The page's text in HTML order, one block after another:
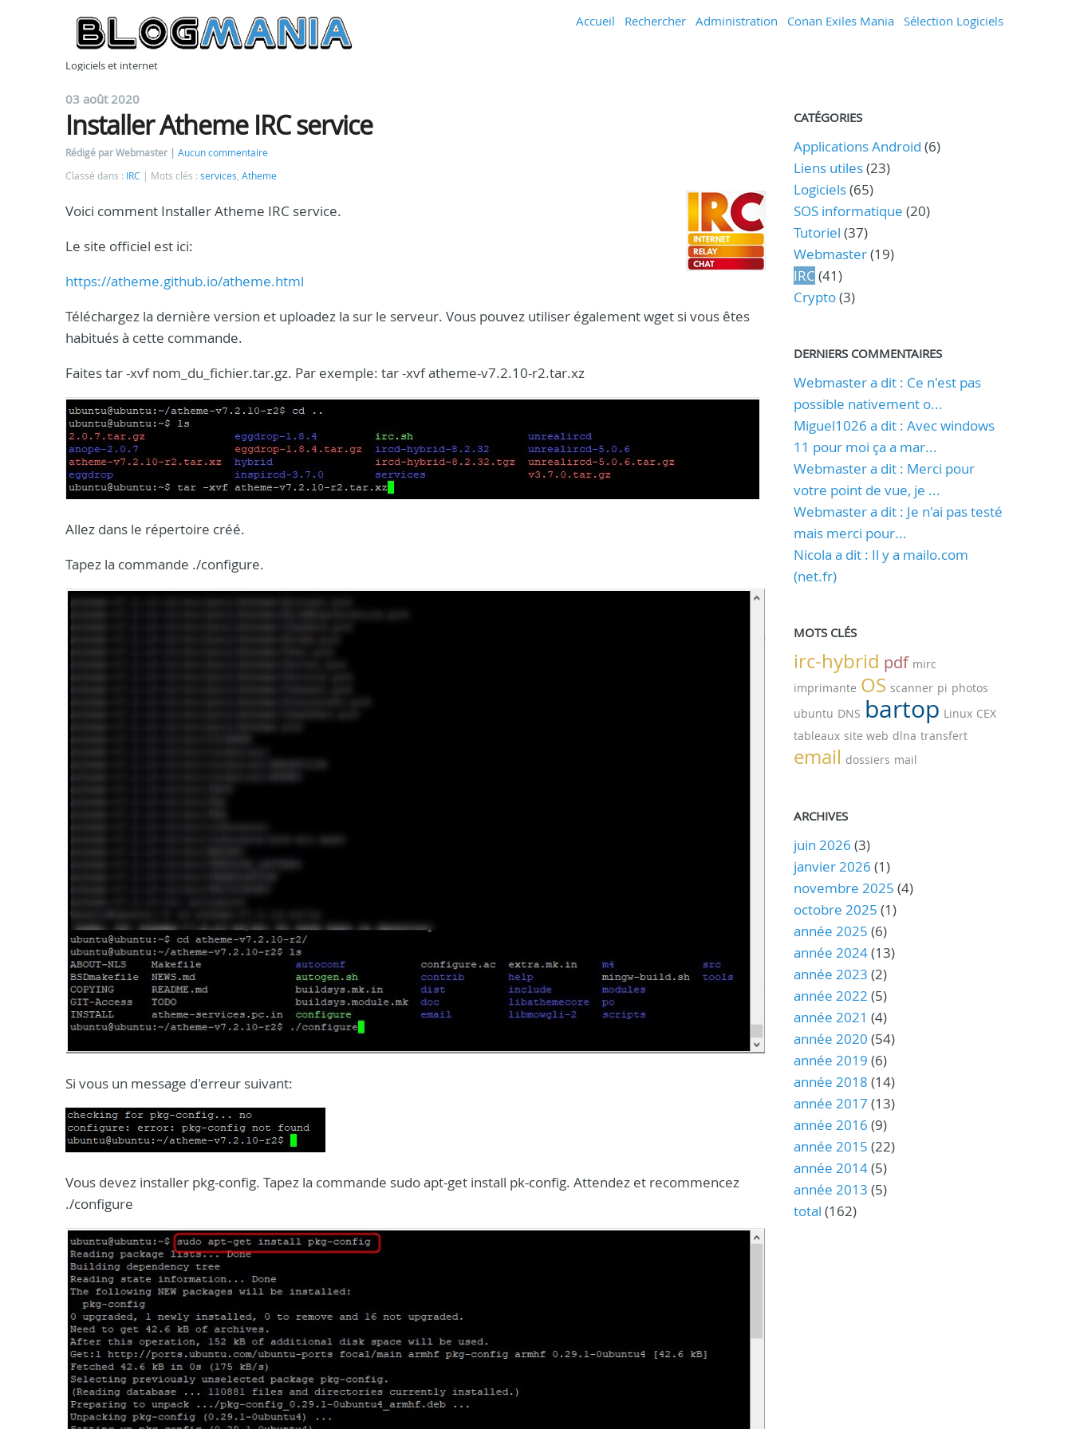
Logiciels et internet
Accueil Rechercher Administration Conan Exiles Mania Sélection Logiciels
03 août 2020
Installer Atheme IRC service
Rédigé par Webmaster
Aucun commentaire
Classé dans : IRC Mots clés : services, Atheme
Voici comment Installer Atheme IRC service.
Le site officiel est ici:
https://atheme.github.io/atheme.html
Téléchargez la dernière version et uploadez la sur le serveur. Vous pouvez utiliser également wget si vous êtes
habitués à cette commande.
Faites tar -xvf nom_du_fichier.tar.gz. Par exemple: tar -xvf atheme-v7.2.10-r2.tar.xz
Allez dans le répertoire créé.
Tapez la commande ./configure.
Si vous un message d'erreur suivant:
Vous devez installer pkg-config. Tapez la commande sudo apt-get install pk-config. Attendez et recommencez
./configure
CATÉGORIES
Applications Android (6)
Liens utiles(23)
Logiciels(65)
SOS informatique (20)
Tutoriel (37)
Webmaster(19)
IRC (41)
Crypto(3)
DERNIERS COMMENTAIRES
Webmaster a dit : Ce n'est pas
possible nativement o...
Miguel1026 a dit : Avec windows
11 pour moi ça a mar...
Webmaster a dit : Merci pour
votre point de vue, je ...
Webmaster a dit : Je n'ai pas testé
mais merci pour...
Nicola a dit : Il y a mailo.com
(net.fr)
MOTS CLÉS
irc-hybrid pdf mirc
imprimante OS scanner pi photos
ubuntu DNS bartop Linux CEX
tableaux site web dlna transfert
email dossiers mail
ARCHIVES
juin 2026 (3)
janvier 2026 (1)
novembre 2025 (4)
octobre 2025 (1)
année 2025 (6)
année 2024(13)
année 2023 (2)
année 2022 (5)
année 2021 (4)
année 2020 (54)
année 2019 (6)
année 2018 (14)
année 2017 (13)
année 2016 (9)
année 2015 (22)
année 2014(5)
année 2013 (5)
total (162)